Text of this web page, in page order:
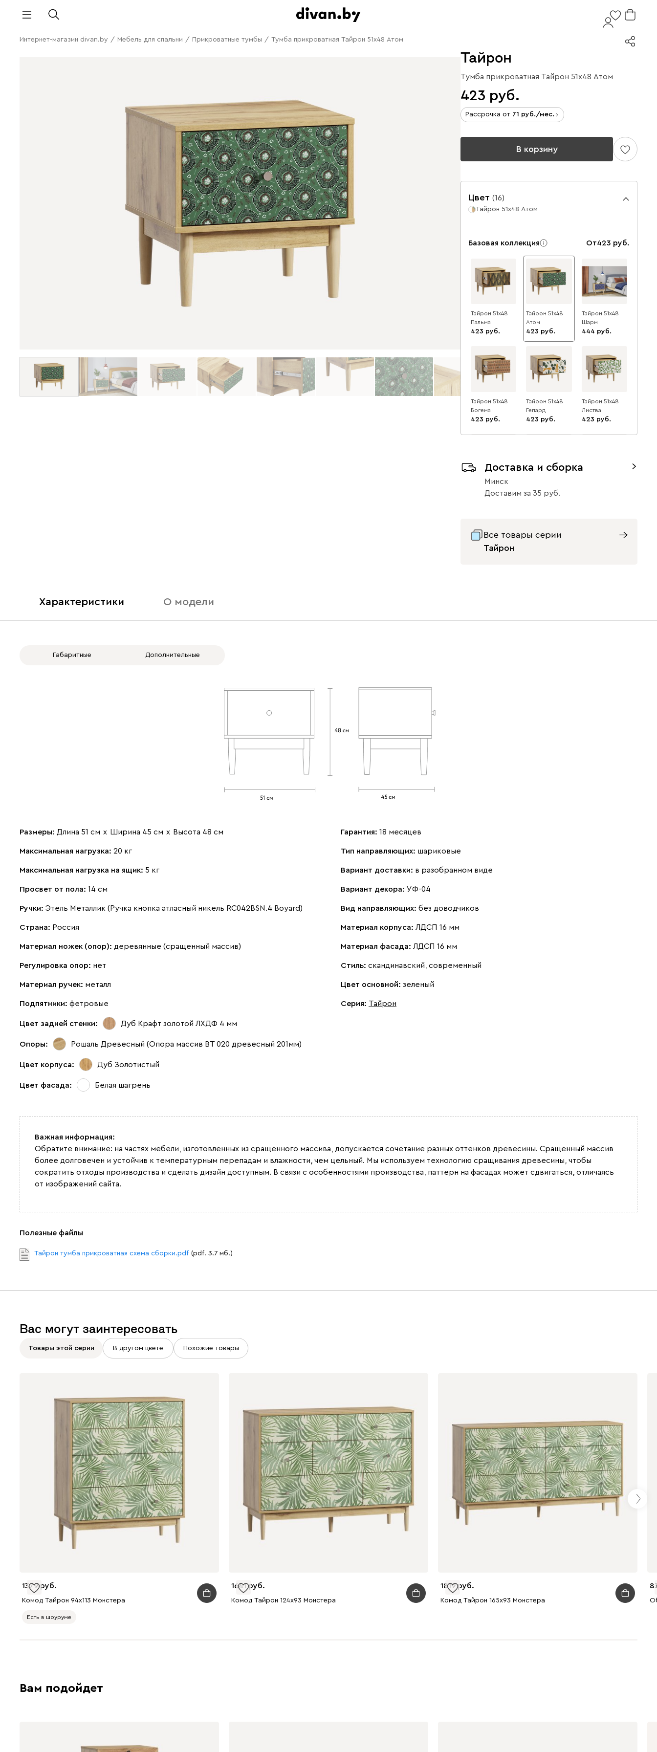
Интернет-магазин divan.by / Мебель для спальни / Прикроватные тумбы / Тумба прикроватная Тайрон 51x48 Атом
Тайрон
Тумба прикроватная Тайрон 51x48 Атом
423
Рассрочка от 71 /мес.
В корзину
Цвет (16)
Тайрон 51x48 Атом
Базовая коллекция От423
Тайрон 51x48
Пальма
423
Тайрон 51x48
Атом
423
Тайрон 51x48
Шарм
444
Тайрон 51x48
Богема
423
Тайрон 51x48
Гепард
423
Тайрон 51x48
Листва
423
Розетта
Тайрон 51x48
Монстера
Доставка и сборка
Минск
Доставим за 35
Все товары серии
Тайрон
Характеристики О модели
Габаритные Дополнительные
Размеры: Длина 51 см х Ширина 45 см х Высота 48 см
Максимальная нагрузка: 20 кг
Максимальная нагрузка на ящик: 5 кг
Просвет от пола: 14 см
Ручки: Этель Металлик (Ручка кнопка атласный никель RC042BSN.4 Boyard)
Страна: Россия
Материал ножек (опор): деревянные (сращенный массив)
Регулировка опор: нет
Материал ручек: металл
Подпятники: фетровые
Цвет задней стенки: Дуб Крафт золотой ЛХДФ 4 мм
Опоры: Рошаль Древесный (Опора массив ВТ 020 древесный 201мм)
Цвет корпуса: Дуб Золотистый
Цвет фасада: Белая шагрень
Гарантия: 18 месяцев
Тип направляющих: шариковые
Вариант доставки: в разобранном виде
Вариант декора: УФ-04
Вид направляющих: без доводчиков
Материал корпуса: ЛДСП 16 мм
Материал фасада: ЛДСП 16 мм
Стиль: скандинавский, современный
Цвет основной: зеленый
Серия: Тайрон
Важная информация:
Обратите внимание: на частях мебели, изготовленных из сращенного массива, допускается сочетание разных оттенков древесины. Сращенный массив
более долговечен и устойчив к температурным перепадам и влажности, чем цельный. Мы используем технологию сращивания древесины, чтобы
сократить отходы производства и сделать дизайн доступным. В связи с особенностями производства, паттерн на фасадах может сдвигаться, отличаясь
от изображений сайта.
Полезные файлы
Тайрон тумба прикроватная схема сборки.pdf (pdf. 3.7 мб.)
Вас могут заинтересовать
Товары этой серии В другом цвете Похожие товары
1379
Комод Тайрон 94x113 Монстера ​
Есть в шоуруме
1641
Комод Тайрон 124x93 Монстера ​
1819
Комод Тайрон 165x93 Монстера ​
Вам подойдет